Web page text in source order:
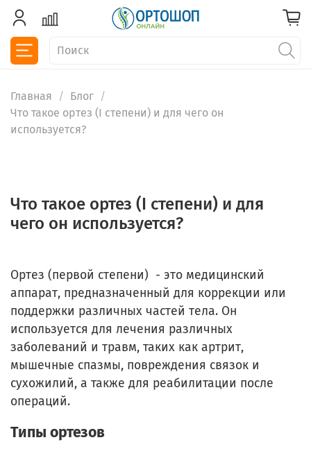
Главная
Блог
Что такое ортез (I степени) и для чего он
используется?
Что такое ортез (I степени) и для
чего он используется?
Ортез (первой степени) - это медицинский
аппарат, предназначенный для коррекции или
поддержки различных частей тела. Он
используется для лечения различных
заболеваний и травм, таких как артрит,
мышечные спазмы, повреждения связок и
сухожилий, а также для реабилитации после
операций.
Типы ортезов